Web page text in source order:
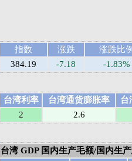
指数 涨跌
涨跌比
384.19
-7.18 -1.83%
台湾利率 台湾通货膨胀率
台
2
2.6
台湾 GDP 国内生产毛额/国内生